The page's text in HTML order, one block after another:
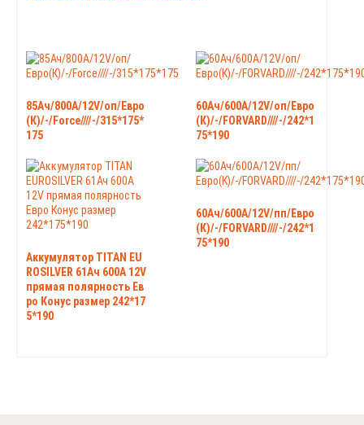
85Ач/800А/12V/оп/Евро
(К)/-/Force////-/315*175*
175
60Ач/600А/12V/оп/Евро
(К)/-/FORVARD////-/242*1
75*190
Аккумулятор TITAN EU
ROSILVER 61Ач 600А 12V
прямая полярность Ев
ро Конус размер 242*17
5*190
60Ач/600А/12V/пп/Евро
(К)/-/FORVARD////-/242*1
75*190